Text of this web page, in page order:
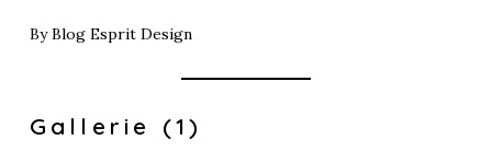
ByBlog Esprit Design
Gallerie (1)